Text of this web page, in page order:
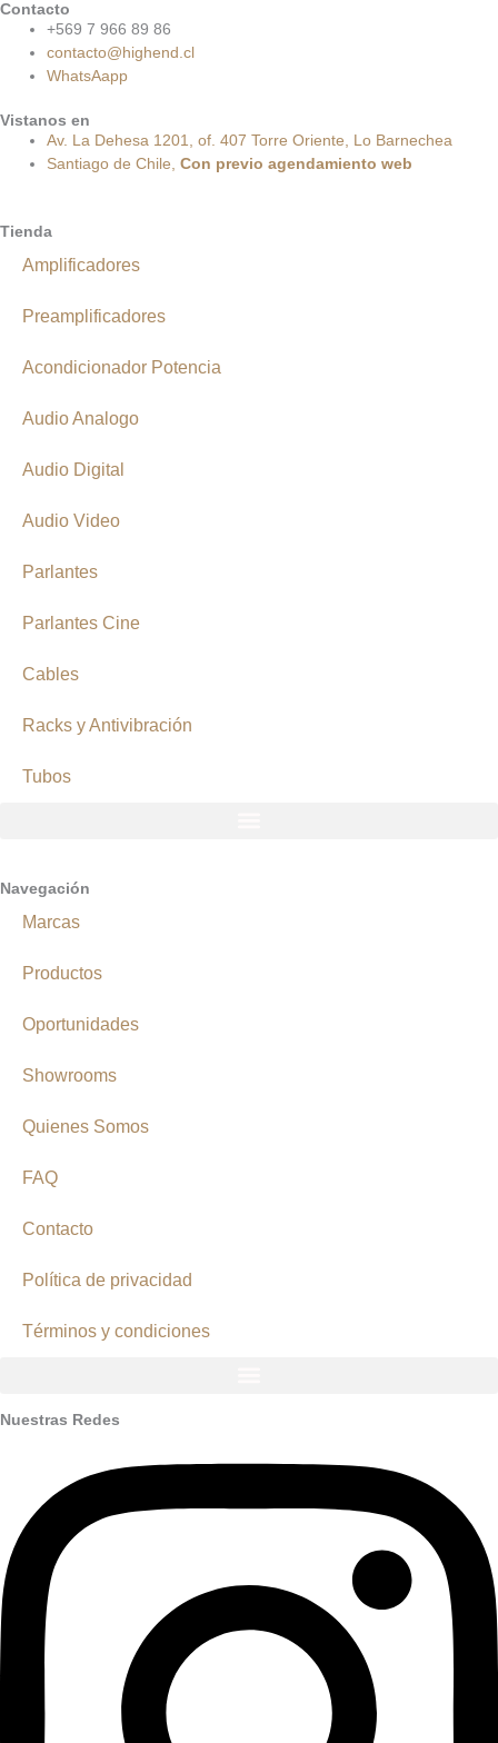
Contacto
+569 7 966 89 86
contacto@highend.cl
WhatsAapp
Vistanos en
Av. La Dehesa 1201, of. 407 Torre Oriente, Lo Barnechea
Santiago de Chile, Con previo agendamiento web
Tienda
Amplificadores
Preamplificadores
Acondicionador Potencia
Audio Analogo
Audio Digital
Audio Video
Parlantes
Parlantes Cine
Cables
Racks y Antivibración
Tubos
Navegación
Marcas
Productos
Oportunidades
Showrooms
Quienes Somos
FAQ
Contacto
Política de privacidad
Términos y condiciones
Nuestras Redes